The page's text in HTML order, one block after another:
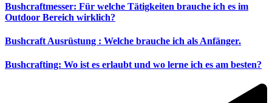
Bushcraftmesser: Für welche Tätigkeiten brauche ich es im
Outdoor Bereich wirklich?
Bushcraft Ausrüstung : Welche brauche ich als Anfänger.
Bushcrafting: Wo ist es erlaubt und wo lerne ich es am besten?